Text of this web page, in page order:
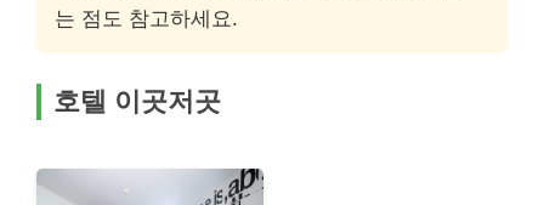
는 점도 참고하세요.
호텔 이곳저곳